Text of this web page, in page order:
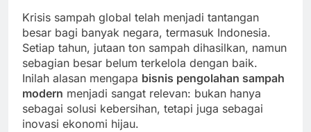
Krisis sampah global telah menjadi tantangan
besar bagi banyak negara, termasuk Indonesia.
Setiap tahun, jutaan ton sampah dihasilkan, namun
sebagian besar belum terkelola dengan baik.
Inilah alasan mengapa bisnis pengolahan sampah
modern menjadi sangat relevan: bukan hanya
sebagai solusi kebersihan, tetapi juga sebagai
inovasi ekonomi hijau.